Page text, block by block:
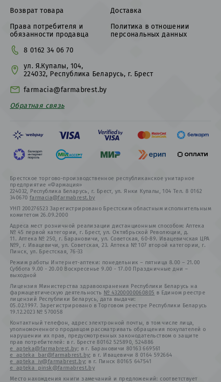
Возврат товара
Доставка
Права потребителя и
обязанности продавца
Политика в отношении
персональных данных
8 0162 34 06 70
ул. Я.Купалы, 104,
224032, Республика Беларусь, г. Брест
farmacia@farmabrest.by
Обратная связь
Брестское торгово-производственное республиканское унитарное
предприятие «Фармация»
224032, Республика Беларусь, г. Брест, ул. Янки Купалы, 104 Тел. 8 0162
340670 farmacia@farmabrest.by
УНП 200276523 Зарегистрировано Брестским областным исполнительным
комитетом 26.09.2000
Адреса мест розничной реализации дистанционным способом: Аптека
№ 45 первой категории, г. Брест, ул. Октябрьской Революции, д.
11. Аптека № 250, г. Барановичи, ул. Советская, 60-89. Ивацевичская ЦРА
№9, г. Ивацевичи, ул. Советская, 23. Аптека № 107 второй категории, г.
Пинск, ул. Брестская, 76-33
Режим работы Интернет-аптеки: понедельник – пятница 8.00 – 21.00
Суббота 9.00 - 20.00 Воскресенье 9.00 - 17.00 Праздничные дни –
выходной
Лицензия Министерства здравоохранения Республики Беларусь на
фармацевтическую деятельность № 43200000060805 в Едином реестре
лицензий Республики Беларусь, дата выдачи:
05.02.1997. Зарегистрировано в Торговом реестре Республики Беларусь
19.12.2023 № 570058
Контактный телефон, адрес электронной почты, в том числе лица,
уполномоченного продавцом рассматривать обращения покупателей о
нарушении их прав, предусмотренных законодательством о защите
прав потребителей: в г. Бресте 80162 525890, 524886
e_apteka@farmabrest.by; в г. Барановичи 80163 669561
e_apteka_bar@farmabrest.by; в г. Ивацевичи 8 0164 592664
e_apteka_iv@farmabrest.by; в г. Пинск 80165 647541
e_apteka_pinsk@farmabrest.by
Место нахождения книги замечаний и предложений: соответствует